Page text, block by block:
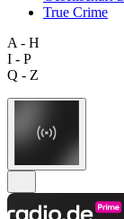
True Crime
A - H
I - P
Q - Z